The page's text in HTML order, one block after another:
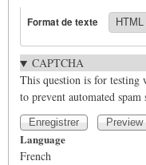
Format de texte
CAPTCHA
This question is for testing
to prevent automated spam
Language
French